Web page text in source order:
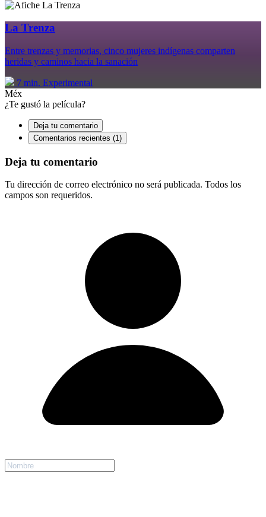
La Trenza
Entre trenzas y memorias, cinco mujeres indígenas comparten
heridas y caminos hacia la sanación
7 min. Experimental
Méx
¿Te gustó la película?
Deja tu comentario
Comentarios recientes (1)
Deja tu comentario
Tu dirección de correo electrónico no será publicada. Todos los
campos son requeridos.